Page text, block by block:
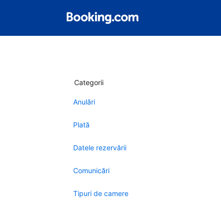
Categorii
Anulări
Plată
Datele rezervării
Comunicări
Tipuri de camere